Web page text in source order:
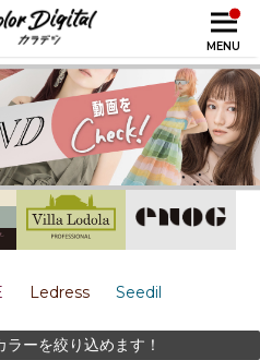
MENU
Ledress Seedil
ーを絞り込めます！